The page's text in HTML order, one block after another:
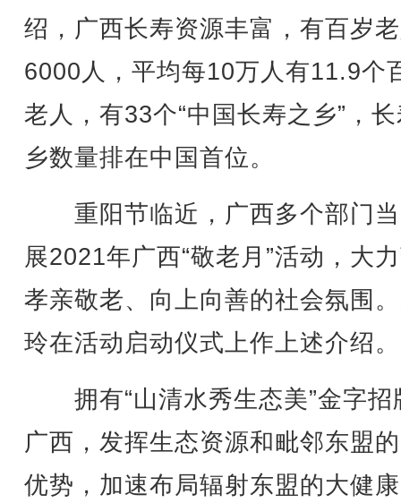
绍，广西长寿资源丰富，有百岁
6000人，平均每10万人有11.9个
老人，有33个“中国长寿之乡”，
乡数量排在中国首位。
重阳节临近，广西多个部门
展2021年广西“敬老月”活动，大
孝亲敬老、向上向善的社会氛围
玲在活动启动仪式上作上述介绍。
拥有“山清水秀生态美”金字招
广西，发挥生态资源和毗邻东盟
优势，加速布局辐射东盟的大健